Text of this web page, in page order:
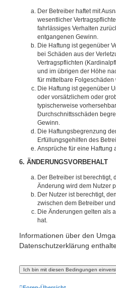
Der Betreiber haftet mit
wesentlicher
fahrlässiges Verhalten
entgangenen Gewinn.
Die Haftung ist gegenüber
bei Schäden aus der
Vertragspflichten
und im übrigen der Höhe
für mittelbare
Die Haftung ist gegenüber
oder vorsätzlichem oder
typischerweise
Durchschnittsschäden
Gewinn.
Die Haftungsbegrenzung
Erfüllungsgehilfen des
Ansprüche für eine Haftung
6. ÄNDERUNGSVORBEHALT
Der Betreiber ist
Änderung wird dem Nutzer
Der Nutzer ist berechtigt,
zwischen dem Betreiber
Die Änderungen gelten als
hat.
Informationen über den
Datenschutzerklärung